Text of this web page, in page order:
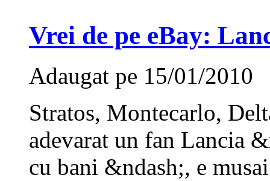
Vrei de pe eBay:
Adaugat pe 15/01/2010
Stratos, Montecarlo,
adevarat un fan Lancia
cu bani &ndash;, e